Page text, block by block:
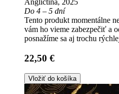
Do 4 – 5 dní
Tento produkt momentálne
vám ho vieme zabezpečiť a
posnažíme sa aj trochu
22,50 €
Vložiť do košíka